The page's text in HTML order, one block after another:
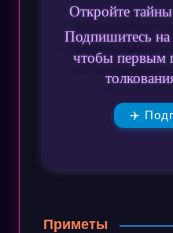
Откройте
Подпишитесь
чтобы первым
✈️
Приметы